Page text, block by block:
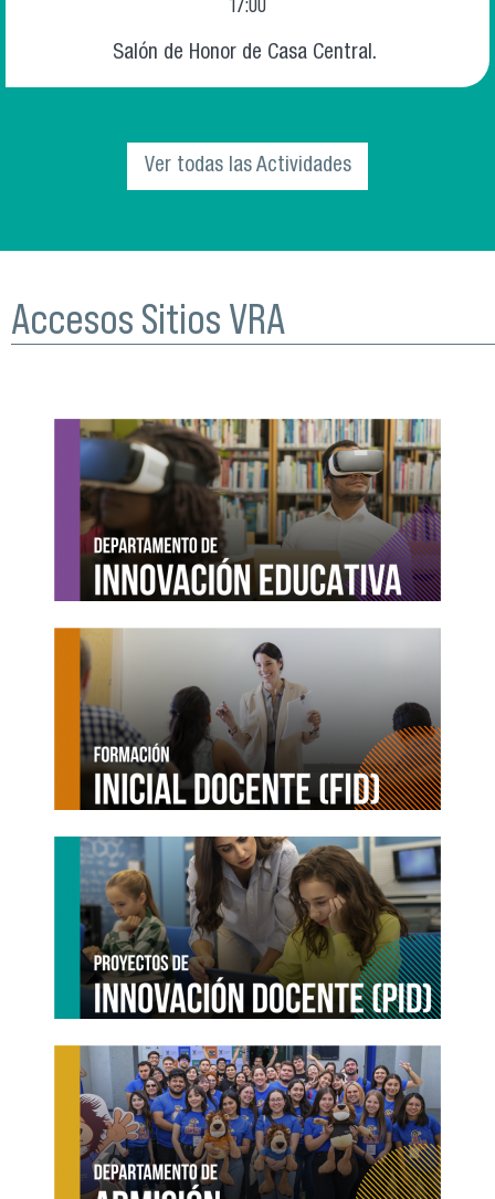
Salón de Honor de Casa Central.
Ver todas las Actividades
Accesos Sitios VRA